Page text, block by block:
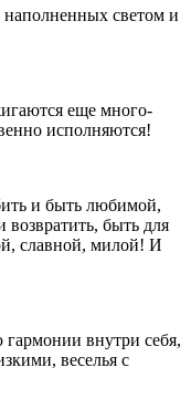
светом и
еще много-
исполняются!
и быть любимой,
возвратить, быть для
славной, милой! И
внутри себя,
веселья с